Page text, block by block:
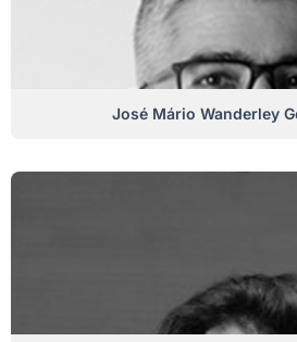
José Mário Wanderley